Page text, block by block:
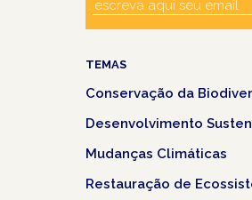
TEMAS
Conservação da
Desenvolvimento
Mudanças Climáticas
Restauração de